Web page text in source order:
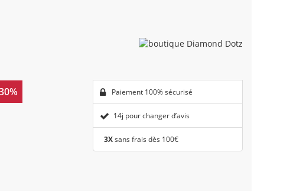
Paiement 100% sécurisé
14j pour changer d’avis
3Xsans frais dès 100€